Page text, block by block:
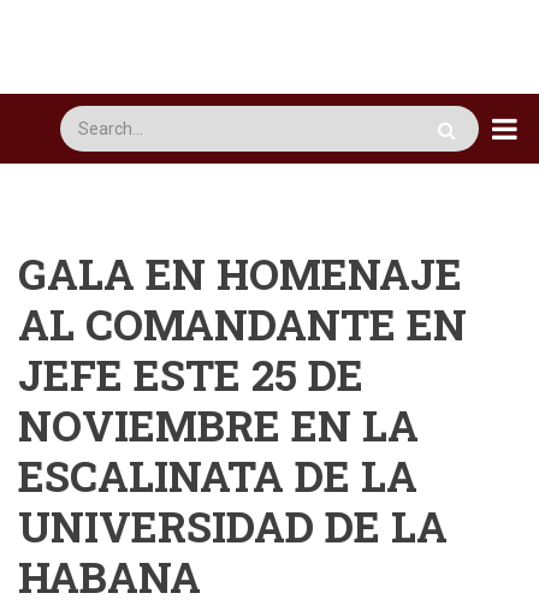
principal
GALA EN HOMENAJE
AL COMANDANTE EN
JEFE ESTE 25 DE
NOVIEMBRE EN LA
ESCALINATA DE LA
UNIVERSIDAD DE LA
HABANA